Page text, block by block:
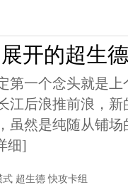
开的超生德
第一个念头就是
江后浪推前浪，
虽然是纯随从铺
细]
式 超生德 快攻卡组